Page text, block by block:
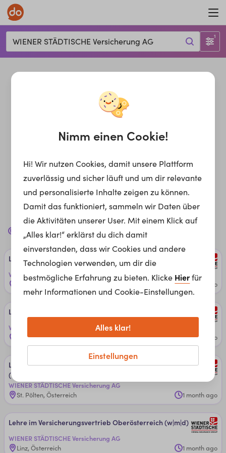
WIENER STÄDTISCHE Versicherung AG 1
12 Jobs beiWIENER STÄDTISCHE Versicherung AG
dich
Leh­re im Ver­si­che­rungs­ver­trie­b Bur­gen­lan­d (w|m|d)
WIENER STÄDTISCHE Versicherung AG
Burgenland, Österreich 1 month ago
Leh­re im Ver­si­che­rungs­ver­trie­b ­Kärn­ten (w|m|d)
WIENER STÄDTISCHE Versicherung AG
Klagenfurt am Wörthersee, Österreich 1 month ago
Leh­re im Ver­si­che­rungs­ver­trie­b ­Nie­der­ös­ter­reich
(w|m|d)
WIENER STÄDTISCHE Versicherung AG
St. Pölten, Österreich 1 month ago
Lehre im Ver­si­che­rungs­ver­trieb Ober­ös­ter­reich (w|m|d)
WIENER STÄDTISCHE Versicherung AG
Linz, Österreich 1 month ago
Nimm einen Cookie!
Hi! Wir nutzen Cookies, damit unsere Plattform
zuverlässig und sicher läuft und um dir relevante
und personalisierte Inhalte zeigen zu können.
Damit das funktioniert, sammeln wir Daten über
die Aktivitäten unserer User. Mit einem Klick auf
„Alles klar!“ erklärst du dich damit
einverstanden, dass wir Cookies und andere
Technologien verwenden, um dir die
bestmögliche Erfahrung zu bieten. Klicke Hierfür
mehr Informationen und Cookie-Einstellungen.
Einstellungen
Alles klar!